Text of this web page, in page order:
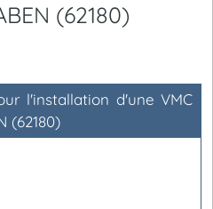
(62180)
l'installation d'une VMC
(62180)